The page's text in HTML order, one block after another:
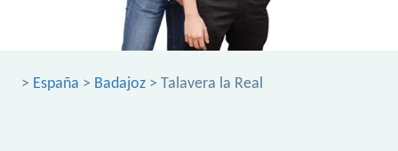
> España > Badajoz > Talavera la Real